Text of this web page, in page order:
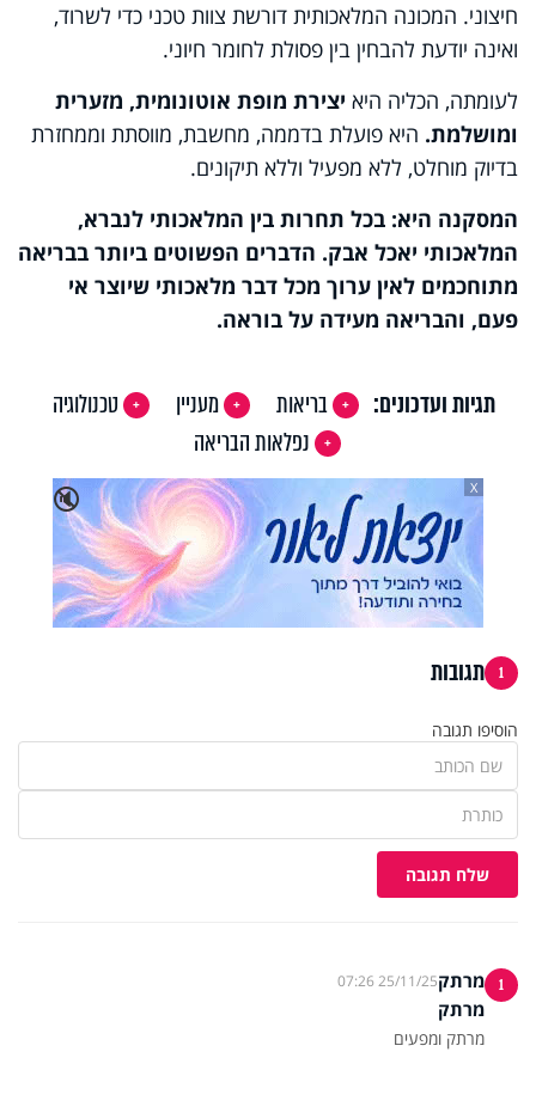
חיצוני. המכונה המלאכותית דורשת צוות טכני כדי לשרוד,
ואינה יודעת להבחין בין פסולת לחומר חיוני.
לעומתה, הכליה היא יצירת מופת אוטונומית, מזערית
ומושלמת. היא פועלת בדממה, מחשבת, מווסתת וממחזרת
בדיוק מוחלט, ללא מפעיל וללא תיקונים.
המסקנה היא: בכל תחרות בין המלאכותי לנברא,
המלאכותי יאכל אבק. הדברים הפשוטים ביותר בבריאה
מתוחכמים לאין ערוך מכל דבר מלאכותי שיוצר אי
פעם, והבריאה מעידה על בוראה.
תגיות ועדכונים: בריאות מעניין
טכנולוגיה
נפלאות הבריאה
🔇
X
1 תגובות
הוסיפו תגובה
שלח תגובה
1 מרתק25/11/25 07:26
מרתק
מרתק ומפעים